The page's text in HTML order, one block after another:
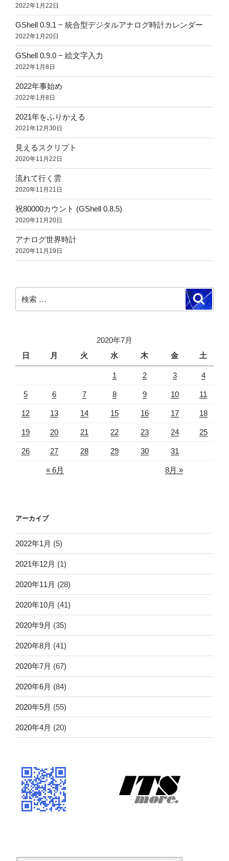
2022年1月22日
GShell 0.9.1 − 統合型デジタルアナログ時計カレンダー
2022年1月20日
GShell 0.9.0 − 絵文字入力
2022年1月8日
2022年事始め
2022年1月8日
2021年をふりかえる
2021年12月30日
見えるスクリプト
2020年11月22日
流れて行く雲
2020年11月21日
祝80000カウント (GShell 0.8.5)
2020年11月20日
アナログ世界時計
2020年11月19日
索:
検
索
2020年7月
日
月 火 水 木 金 土
1 2 3 4
5 6 7 8 9 10 11
12 13 14 15 16 17 18
19 20 21 22 23 24 25
26 27 28 29 30 31
« 6月 8月 »
アーカイブ
2022年1月 (5)
2021年12月 (1)
2020年11月 (28)
2020年10月 (41)
2020年9月 (35)
2020年8月 (41)
2020年7月 (67)
2020年6月 (84)
2020年5月 (55)
2020年4月 (20)